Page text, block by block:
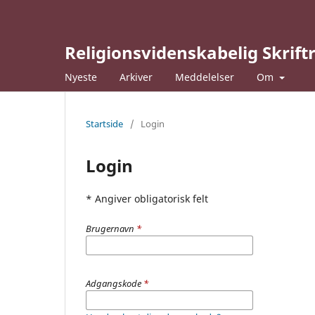
Religionsvidenskabelig
Nyeste Arkiver Meddelelser Om
Startside / Login
Login
* Angiver obligatorisk felt
Brugernavn *
Adgangskode *